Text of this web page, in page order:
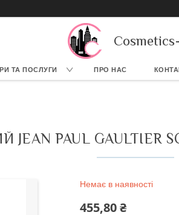
ТА ПОСЛУГИ ПРО НАС
PAUL GAULTIER
Немає в наявності
455,80 ₴